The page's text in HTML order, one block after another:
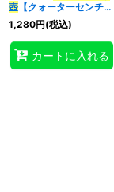
壺 【クォーターセンチュ
リーシークレット】
{RC04-JP067}《魔
法》
1,280円(税込)
カートに入れる